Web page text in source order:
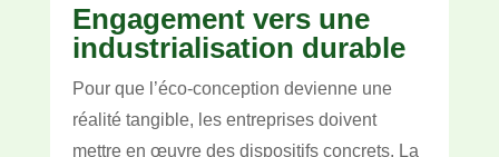
Engagement vers une
industrialisation durable
Pour que l’éco-conception devienne une
réalité tangible, les entreprises doivent
mettre en œuvre des dispositifs concrets. La